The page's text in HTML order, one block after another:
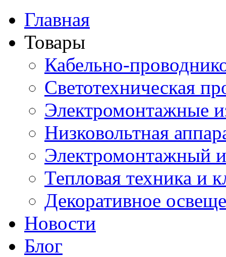
Главная
Товары
Кабельно-
Светотехническая
Электромонтажные
Низковольтная
Электромонтажный
Тепловая техника и
Декоративное
Новости
Блог